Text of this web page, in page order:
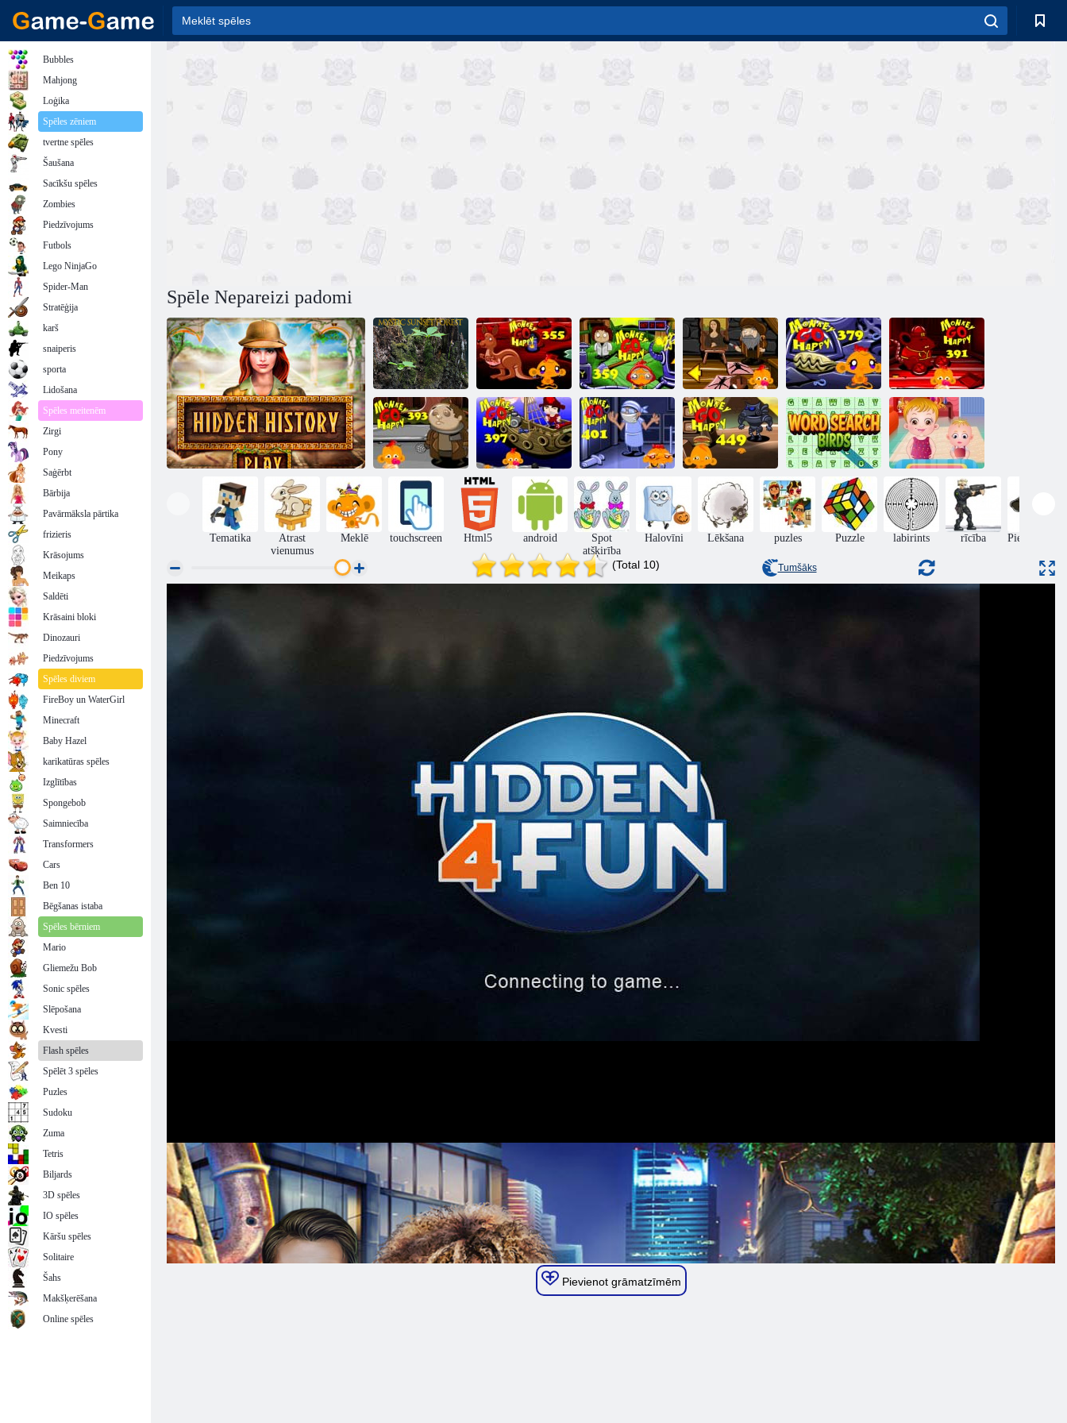
Spēle Nepareizi padomi
Mistikas
saulrieta mežs
Monkey Go
Happy Stage
355
Monkey Go
Happy Stage
359
Monkey Go
Happy Stage
371
Monkey Go
Happy Stage
379
Monkey Go
Happy Stage
391
Monkey Go
Happy Stage
393
Happy Stage
Monkey Go
Happy 401.
posms
Monkey Go
Happy 449.
posms
Vārdu
meklēšanas
putni
Baby Hazel.
Pateicība fun
Tematika
Atrast
vienumus
Meklē touchscreen Html5 android
Spot
atšķirība
Halovīni Lēkšana puzles Puzzle labirints rīcība Piedzīvojumi
(Total 10) Tumšāks
Pievienot grāmatzīmēm
Bubbles
Mahjong
Loģika
Spēles zēniem
tvertne spēles
Šaušana
Sacīkšu spēles
Zombies
Piedzīvojums
Futbols
Lego NinjaGo
Spider-Man
Stratēģija
karš
snaiperis
sporta
Lidošana
Spēles meitenēm
Zirgi
Pony
Saģērbt
Bārbija
Pavārmāksla pārtika
frizieris
Krāsojums
Meikaps
Saldēti
Krāsaini bloki
Dinozauri
Piedzīvojums
Spēles diviem
FireBoy un WaterGirl
Minecraft
Baby Hazel
karikatūras spēles
Izglītības
Spongebob
Saimniecība
Transformers
Cars
Ben 10
Bēgšanas istaba
Spēles bērniem
Mario
Gliemežu Bob
Sonic spēles
Slēpošana
Kvesti
Flash spēles
Spēlēt 3 spēles
Puzles
Sudoku
Zuma
Tetris
Biljards
3D spēles
IO spēles
Kāršu spēles
Solitaire
Šahs
Makšķerēšana
Online spēles